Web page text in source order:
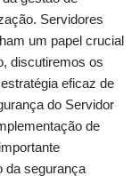
Servidores
um papel crucial
discutiremos os
eficaz de
do Servidor
de
da segurança